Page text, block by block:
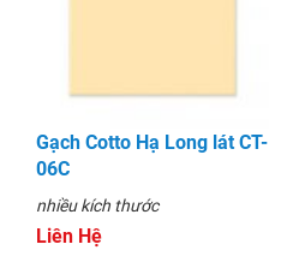
Gạch Cotto Hạ Long lát CT-
06C
nhiều kích thước
Liên Hệ